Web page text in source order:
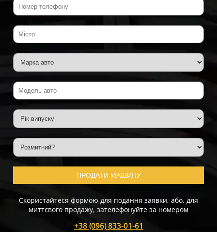
ПРОДАТИ МАШИНУ
Скористайтеся формою для подання заявки, або, для
миттєвого продажу, зателефонуйте за номером
+38 (096) 833-01-61